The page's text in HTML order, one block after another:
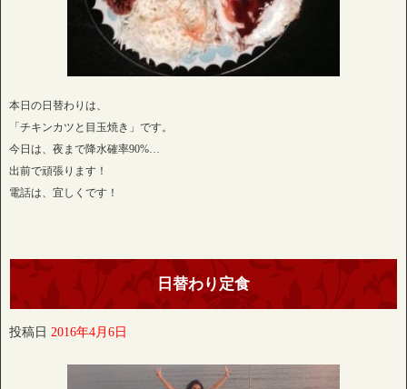
本日の日替わりは、
「チキンカツと目玉焼き」です。
今日は、夜まで降水確率90%…
出前で頑張ります！
電話は、宜しくです！
日替わり定食
投稿日 2016年4月6日